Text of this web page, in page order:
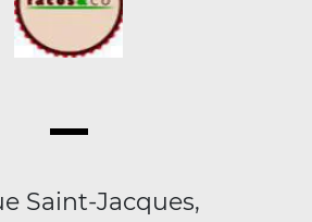
Saint-Jacques,